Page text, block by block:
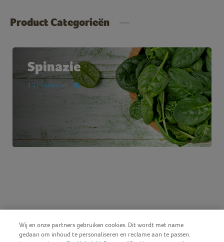
Product Categorieën
Spinazie
13 Producten
Wij en onze partners gebruiken cookies. Dit wordt met name
gedaan om inhoud te personaliseren en reclame aan te passen.